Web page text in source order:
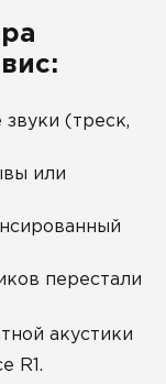
(треск,
или
перестали
акустики
R1.